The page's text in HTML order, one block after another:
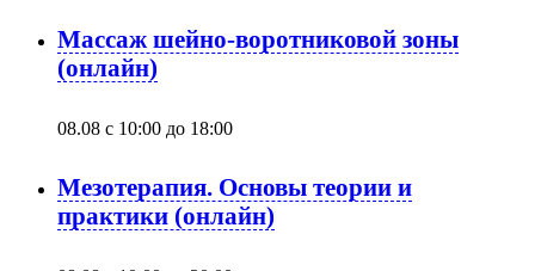
Массаж шейно-воротниковой зоны
(онлайн)
08.08 с 10:00 до 18:00
Мезотерапия. Основы теории и
практики (онлайн)